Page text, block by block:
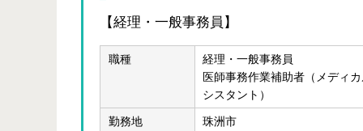
【経理・一般事務員】
職種
経理・一般事務員
医師事務作業補助者（メディ
シスタント）
勤務地 珠洲市